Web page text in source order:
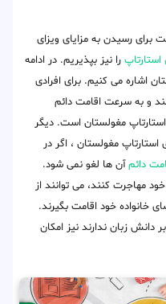
برای رسیدن به مزایای ویزای
استارتاپ را نیز بپذیریم. در ادامه
اشاره می کنیم. برای افرادی
و به سرعت اقامت دائم
استارتاپ مغولستان است. دیگر
مغولستان ، اگر در
دائمآن ها لغو نمی شود.
مهاجرت کنند، می توانند از
خانواده خود اقامت بگیرند.
دانش زبان ندارند نیز امکان